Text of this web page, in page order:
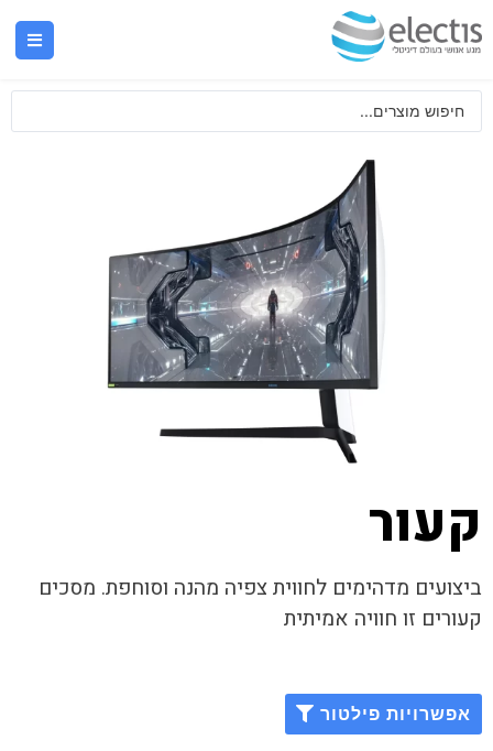
קעור
ביצועים מדהימים לחווית צפיה מהנה וסוחפת. מסכים
קעורים זו חוויה אמיתית
אפשרויות פילטור